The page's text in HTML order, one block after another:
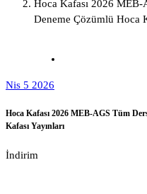
Hoca Kafası 2026
Deneme Çözümlü Hoca
Nis 5 2026
Hoca Kafası 2026 MEB-AGS Tüm
Kafası Yayınları
İndirim